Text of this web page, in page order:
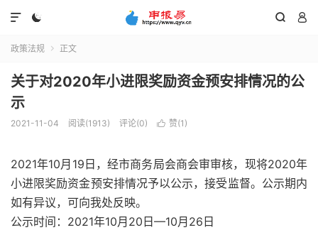
  

政策法规  正文
关于对2020年小进限奖励资金预安排情况的公
示
2021-11-04 阅读(1913) 评论(0)  赞(1 )
2021年10月19日，经市商务局会商会审审核，现将2020年
小进限奖励资金预安排情况予以公示，接受监督。公示期内
如有异议，可向我处反映。
公示时间：2021年10月20日—10月26日